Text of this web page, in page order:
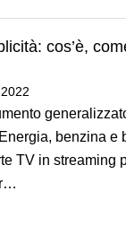
cos’è,
benzina e
TV in streaming